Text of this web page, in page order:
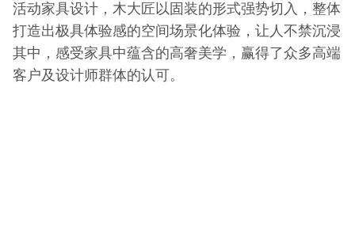
活动家具设计，木大匠以固装的形式强势切入，整体
打造出极具体验感的空间场景化体验，让人不禁沉浸
其中，感受家具中蕴含的高奢美学，赢得了众多高端
客户及设计师群体的认可。